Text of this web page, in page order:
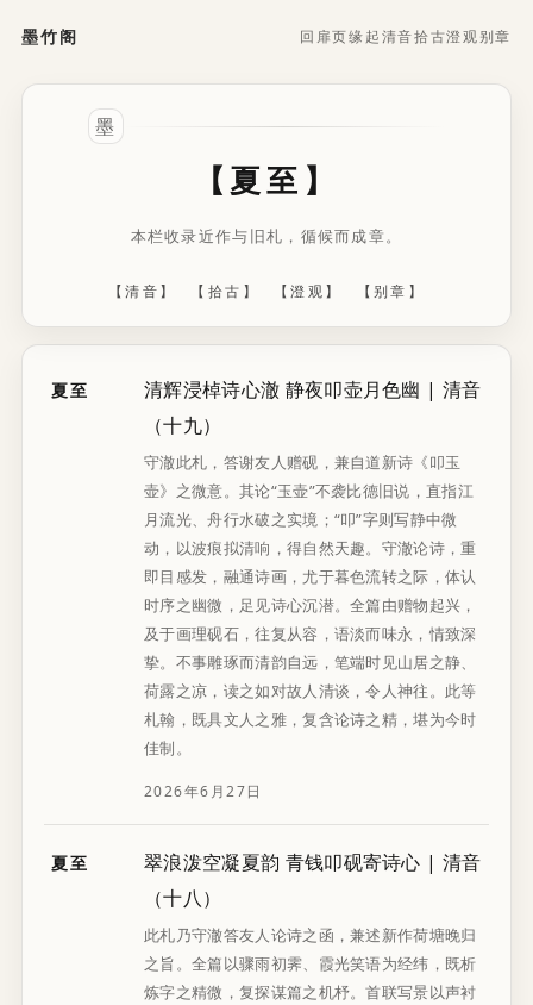
墨竹阁 回扉页缘起清音拾古澄观别章
【夏至】
本栏收录近作与旧札，循候而成章。
【清音】 【拾古】 【澄观】 【别章】
夏至
清辉浸棹诗心澈 静夜叩壶月色幽 | 清音
（十九）
守澈此札，答谢友人赠砚，兼自道新诗《叩玉
壶》之微意。其论“玉壶”不袭比德旧说，直指江
月流光、舟行水破之实境；“叩”字则写静中微
动，以波痕拟清响，得自然天趣。守澈论诗，重
即目感发，融通诗画，尤于暮色流转之际，体认
时序之幽微，足见诗心沉潜。全篇由赠物起兴，
及于画理砚石，往复从容，语淡而味永，情致深
挚。不事雕琢而清韵自远，笔端时见山居之静、
荷露之凉，读之如对故人清谈，令人神往。此等
札翰，既具文人之雅，复含论诗之精，堪为今时
佳制。
2026年6月27日
夏至
翠浪泼空凝夏韵 青钱叩砚寄诗心 | 清音
（十八）
此札乃守澈答友人论诗之函，兼述新作荷塘晚归
之旨。全篇以骤雨初霁、霞光笑语为经纬，既析
炼字之精微，复探谋篇之机杼。首联写景以声衬